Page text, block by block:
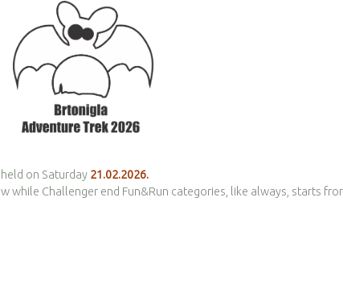
on Saturday 21.02.2026.
while Challenger end Fun&Run categories, like always, starts